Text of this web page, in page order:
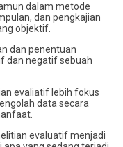
dalam metode
dan pengkajian
objektif.
dan penentuan
dan negatif sebuah
evaliatif lebih fokus
data secara
evaluatif menjadi